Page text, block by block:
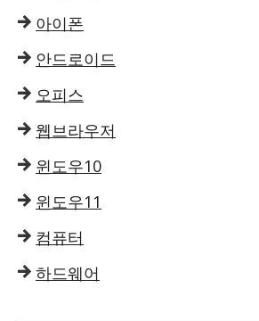
아이폰
안드로이드
오피스
웹브라우저
윈도우10
윈도우11
컴퓨터
하드웨어